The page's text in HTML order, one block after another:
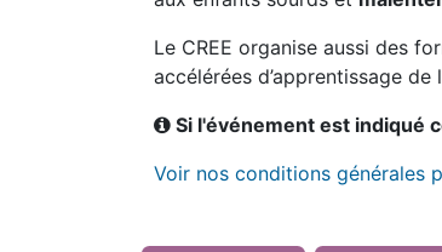
Le CREE organise aussi des
accélérées d’apprentissage
Si l'événement est indiqué
Voir nos conditions générales